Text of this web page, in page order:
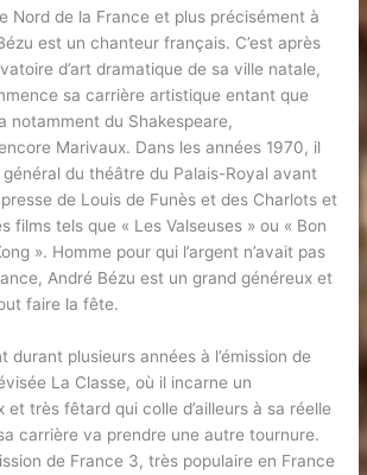
Nord de la France et plus précisément à
est un chanteur français. C’est après
d’art dramatique de sa ville natale,
sa carrière artistique entant que
notamment du Shakespeare,
Marivaux. Dans les années 1970, il
du théâtre du Palais-Royal avant
presse de Louis de Funès et des Charlots et
films tels que « Les Valseuses » ou « Bon
». Homme pour qui l’argent n’avait pas
André Bézu est un grand généreux et
faire la fête.
durant plusieurs années à l’émission de
La Classe, où il incarne un
et très fêtard qui colle d’ailleurs à sa réelle
carrière va prendre une autre tournure.
de France 3, très populaire en France